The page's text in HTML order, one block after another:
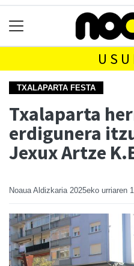
TXALAPARTA FESTA
Txalaparta
erdigunera
Jexux Artze
Noaua Aldizkaria 2025eko urriaren